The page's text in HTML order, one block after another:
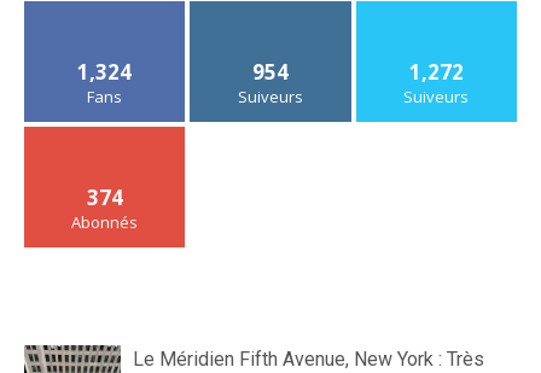
1,324
Fans
954
Suiveurs
1,272
Suiveurs
374
Abonnés
Le Méridien Fifth Avenue, New York : Très